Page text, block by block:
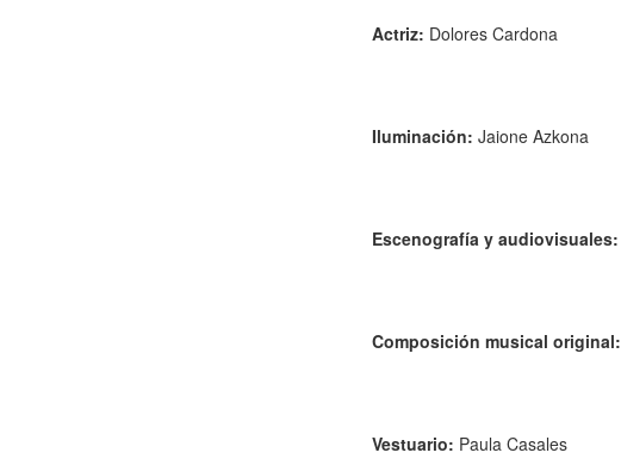
Actriz: Dolores Cardona
Iluminación: Jaione Azkona
Escenografía y audiovisuales:
Composición musical original:
Vestuario: Paula Casales